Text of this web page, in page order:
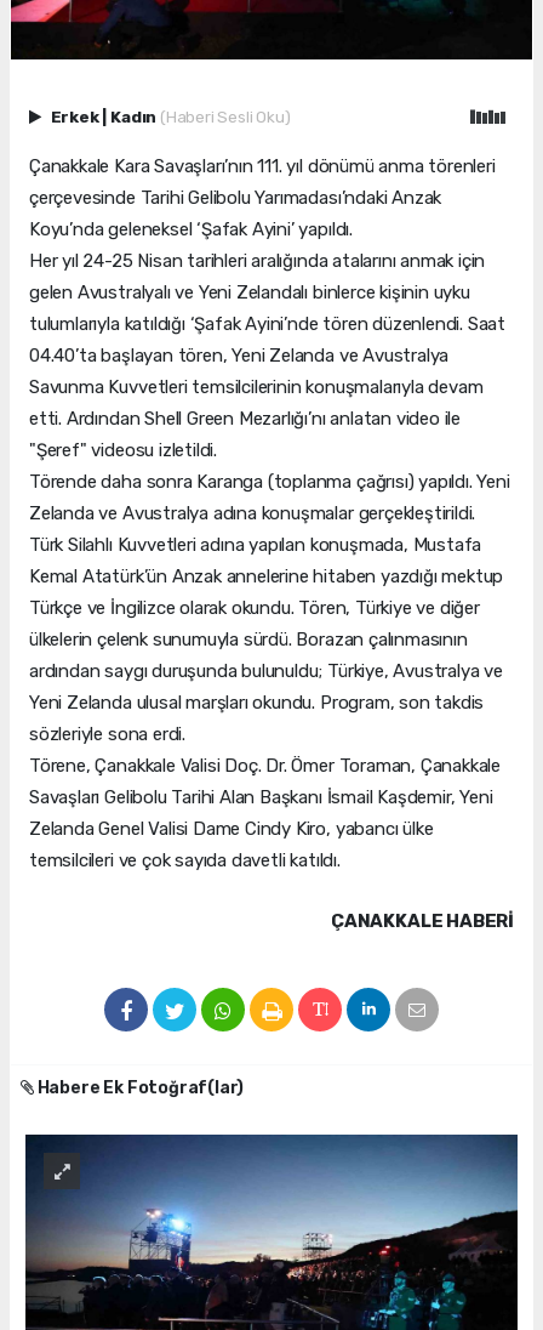
Erkek Kadın (Haberi Sesli Oku)
Çanakkale Kara Savaşları’nın 111. yıl dönümü anma törenleri
çerçevesinde Tarihi Gelibolu Yarımadası’ndaki Anzak
Koyu’nda geleneksel ‘Şafak Ayini’ yapıldı.
Her yıl 24-25 Nisan tarihleri aralığında atalarını anmak için
gelen Avustralyalı ve Yeni Zelandalı binlerce kişinin uyku
tulumlarıyla katıldığı ‘Şafak Ayini’nde tören düzenlendi. Saat
04.40’ta başlayan tören, Yeni Zelanda ve Avustralya
Savunma Kuvvetleri temsilcilerinin konuşmalarıyla devam
etti. Ardından Shell Green Mezarlığı’nı anlatan video ile
"Şeref" videosu izletildi.
Törende daha sonra Karanga (toplanma çağrısı) yapıldı. Yeni
Zelanda ve Avustralya adına konuşmalar gerçekleştirildi.
Türk Silahlı Kuvvetleri adına yapılan konuşmada, Mustafa
Kemal Atatürk’ün Anzak annelerine hitaben yazdığı mektup
Türkçe ve İngilizce olarak okundu. Tören, Türkiye ve diğer
ülkelerin çelenk sunumuyla sürdü. Borazan çalınmasının
ardından saygı duruşunda bulunuldu; Türkiye, Avustralya ve
Yeni Zelanda ulusal marşları okundu. Program, son takdis
sözleriyle sona erdi.
Törene, Çanakkale Valisi Doç. Dr. Ömer Toraman, Çanakkale
Savaşları Gelibolu Tarihi Alan Başkanı İsmail Kaşdemir, Yeni
Zelanda Genel Valisi Dame Cindy Kiro, yabancı ülke
temsilcileri ve çok sayıda davetli katıldı.
ÇANAKKALE HABERİ
Habere Ek Fotoğraf(lar)